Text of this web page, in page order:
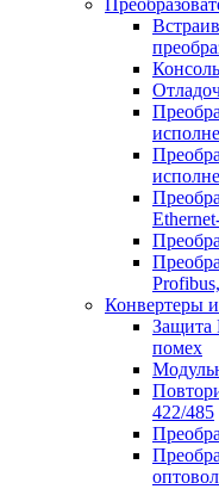
Конвертеры
Защита
помех
422/485